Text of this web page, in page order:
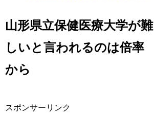
山形県立保健医療大学が難
しいと言われるのは倍率
から
スポンサーリンク